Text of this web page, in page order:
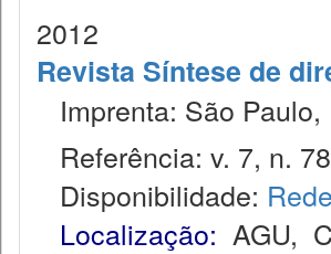
2012
Revista Síntese de
Imprenta: São Paulo,
Referência: v. 7, n.
Disponibilidade:
Localização: AGU,